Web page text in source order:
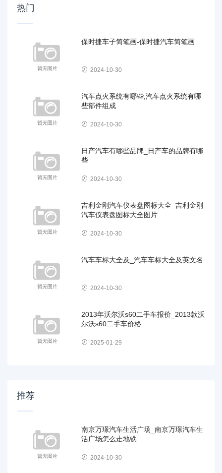
热门
保时捷车子简笔画-保时捷汽车简笔画
2024-10-30
汽车点火系统有哪些,汽车点火系统有哪
些部件组成
2024-10-30
日产汽车有哪些品牌_日产车的品牌有哪
些
2024-10-30
吉利金刚汽车仪表盘图标大全_吉利金刚
汽车仪表盘图标大全图片
2024-10-30
汽车车标大全及_汽车车标大全及英文名
2024-10-30
2013年沃尔沃s60二手车报价_2013款沃
尔沃s60二手车价格
2025-01-29
推荐
南京万璟汽车生活广场_南京万璟汽车生
活广场怎么走地铁
2024-10-30